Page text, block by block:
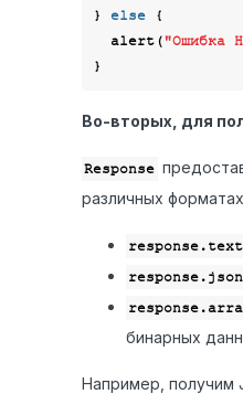
} else {
  alert(
"Ошибка
Во-вторых, для
Response
различных
бинарных
Например, получим